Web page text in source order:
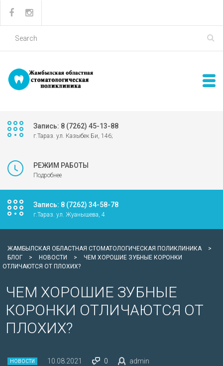
Запись: 8 (7262) 45-13-88
г.Тараз. ул. Казыбек Би, 146;
РЕЖИМ РАБОТЫ
Подробнее
Запись: 8 (7262) 34-58-78
г.Тараз. ул. Жуанышева, 4
ЖАМБЫЛСКАЯ ОБЛАСТНАЯ СТОМАТОЛОГИЧЕСКАЯ ПОЛИКЛИНИКА
>
БЛОГ
> НОВОСТИ >
ЧЕМ ХОРОШИЕ ЗУБНЫЕ КОРОНКИ
ОТЛИЧАЮТСЯ ОТ ПЛОХИХ?
ЧЕМ ХОРОШИЕ ЗУБНЫЕ
КОРОНКИ ОТЛИЧАЮТСЯ ОТ
ПЛОХИХ?
НОВОСТИ 10.08.2021 0 admin